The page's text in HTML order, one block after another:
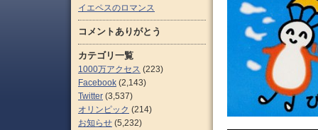
イエペスのロマンス
コメントありがとう
カテゴリ一覧
1000万アクセス (223)
Facebook (2,143)
Twitter (3,537)
オリンピック (214)
お知らせ (5,232)